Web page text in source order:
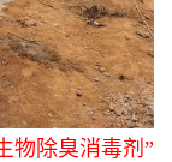
物除臭消毒剂”